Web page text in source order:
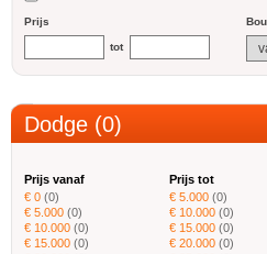
Prijs
tot
Dodge (0)
Prijs vanaf
€ 0 (0)
€ 5.000 (0)
€ 10.000 (0)
€ 15.000 (0)
Prijs tot
€ 5.000 (0)
€ 10.000 (0)
€ 15.000 (0)
€ 20.000 (0)